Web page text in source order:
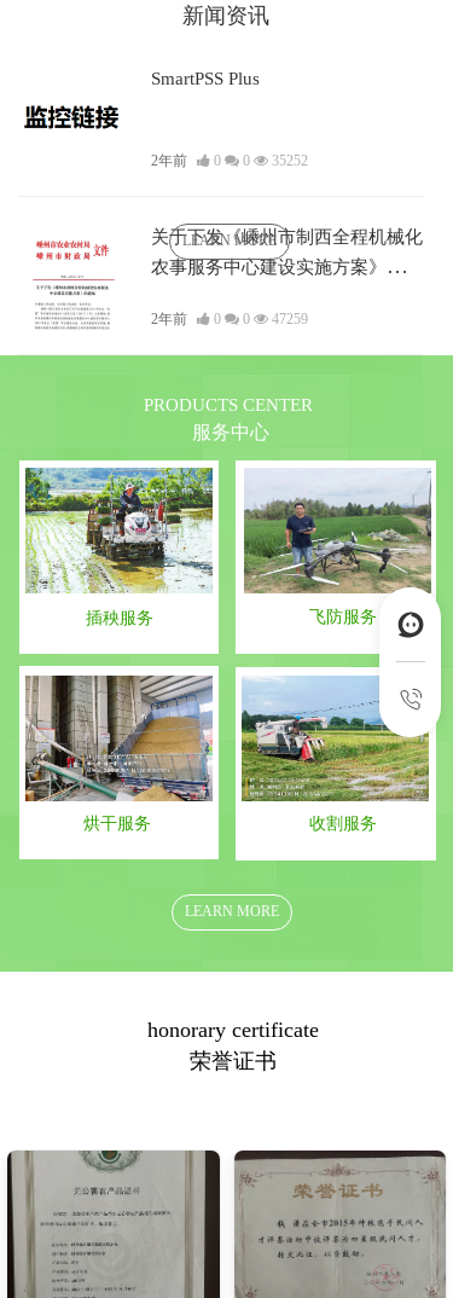
新闻资讯
SmartPSS Plus
2年前 0 0 35252
关于下发《嵊州市制西全程机械化
农事服务中心建设实施方案》的通
2年前 0 0 47259
LEARN MORE
PRODUCTS CENTER
服务中心
LEARN MORE
插秧服务 飞防服务
烘干服务 收割服务
honorary certificate
荣誉证书